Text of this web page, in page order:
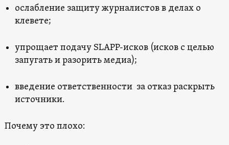
ослабление защиту журналистов в делах о
клевете;
упрощает подачу SLAPP-исков (исков с целью
запугать и разорить медиа);
введение ответственности за отказ раскрыть
источники.
Почему это плохо: